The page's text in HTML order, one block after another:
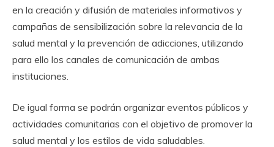
en la creación y difusión de materiales informativos y
campañas de sensibilización sobre la relevancia de la
salud mental y la prevención de adicciones, utilizando
para ello los canales de comunicación de ambas
instituciones.
De igual forma se podrán organizar eventos públicos y
actividades comunitarias con el objetivo de promover la
salud mental y los estilos de vida saludables.